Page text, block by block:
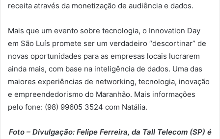
receita através da monetização de audiência e dados.
Mais que um evento sobre tecnologia, o Innovation Day
em São Luís promete ser um verdadeiro “descortinar” de
novas oportunidades para as empresas locais lucrarem
ainda mais, com base na inteligência de dados. Uma das
maiores experiências de networking, tecnologia, inovação
e empreendedorismo do Maranhão. Mais informações
pelo fone: (98) 99605 3524 com Natália.
Foto – Divulgação: Felipe Ferreira, da Tall Telecom (SP) é